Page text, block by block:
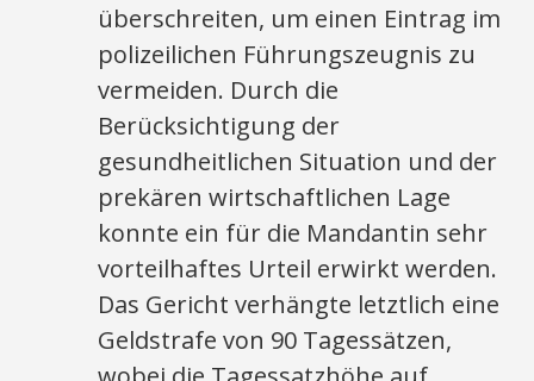
überschreiten, um einen Eintrag im
polizeilichen Führungszeugnis zu
vermeiden. Durch die
Berücksichtigung der
gesundheitlichen Situation und der
prekären wirtschaftlichen Lage
konnte ein für die Mandantin sehr
vorteilhaftes Urteil erwirkt werden.
Das Gericht verhängte letztlich eine
Geldstrafe von 90 Tagessätzen,